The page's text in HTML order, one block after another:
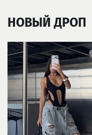
НОВЫЙ ДРОП